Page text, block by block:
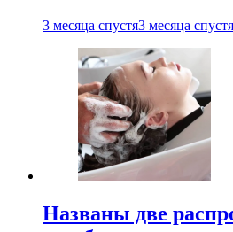
3 месяца спустя3 месяца спустя
Названы две